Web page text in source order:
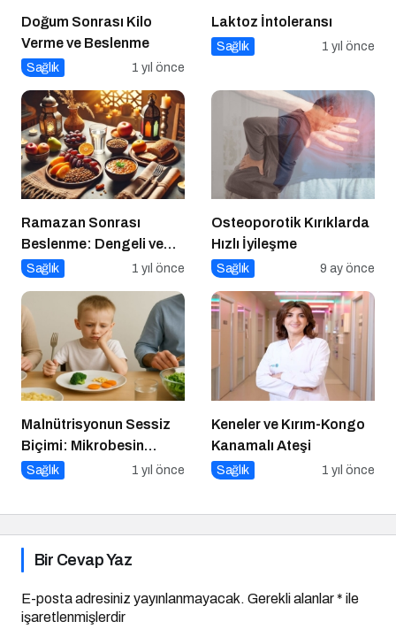
Doğum Sonrası Kilo
Verme ve Beslenme
Sağlık 1 yıl önce
Laktoz İntoleransı
Sağlık 1 yıl önce
Ramazan Sonrası
Beslenme: Dengeli ve
Sağlıklı Bir Geçiş İçin
Sağlık 1 yıl önce
Osteoporotik Kırıklarda
Hızlı İyileşme
Sağlık 9 ay önce
Malnütrisyonun Sessiz
Biçimi: Mikrobesin
Eksikliklerinin
Sağlık 1 yıl önce
Keneler ve Kırım-Kongo
Kanamalı Ateşi
Sağlık 1 yıl önce
Bir Cevap Yaz
E-posta adresiniz yayınlanmayacak. Gerekli alanlar* ile
işaretlenmişlerdir